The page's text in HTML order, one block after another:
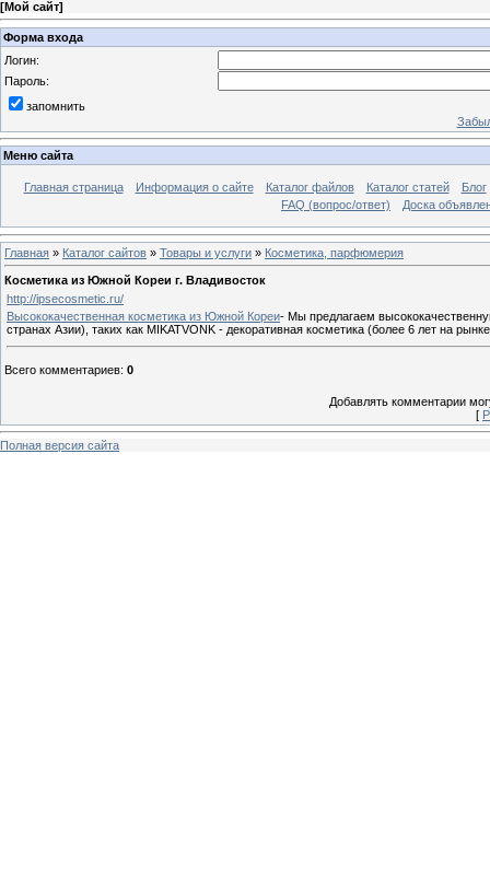
[Мой сайт]
Форма входа
Логин:
Пароль:
запомнить
Меню сайта
Главная страница Информация о сайте Каталог файлов Каталог статей
Блог
FAQ (вопрос/ответ)
Доска
Главная » Каталог сайтов » Товары и услуги » Косметика, парфюмерия
Косметика из Южной Кореи г. Владивосток
http://ipsecosmetic.ru/
Высококачественная косметика из Южной Кореи- Мы предлагаем
странах Азии), таких как MIKATVONK - декоративная косметика (более 6 лет на
Всего комментариев: 0
Добавлять комментарии
[
Полная версия сайта